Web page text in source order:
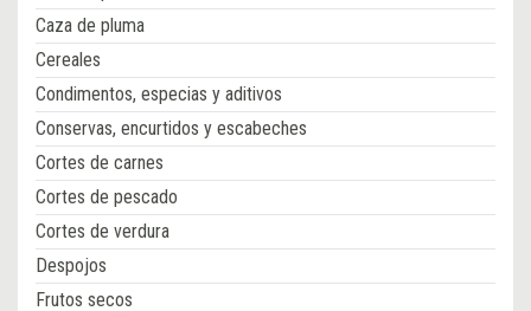
Caza de pluma
Cereales
Condimentos, especias y aditivos
Conservas, encurtidos y escabeches
Cortes de carnes
Cortes de pescado
Cortes de verdura
Despojos
Frutos secos